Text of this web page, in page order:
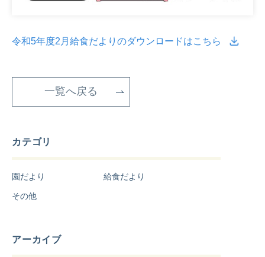
令和5年度2月給食だよりのダウンロードはこちら
一覧へ戻る
カテゴリ
園だより 給食だより
その他
アーカイブ